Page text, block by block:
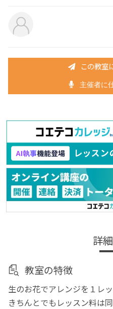
この教室
主催者に
詳
教室の特徴
生のお花でアレンジを１レ
きちんとでもレッスン料は